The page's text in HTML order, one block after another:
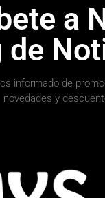
a
de
informado de
novedades y